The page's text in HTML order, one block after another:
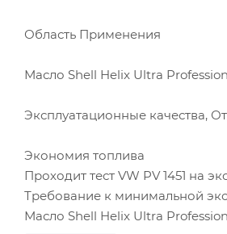
Область Применения
Масло Shell Helix Ultra
Эксплуатационные качества,
Экономия топлива
Проходит тест VW PV 1451 на
Требование к минимальной
Масло Shell Helix Ultra